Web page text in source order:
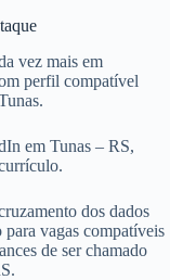
vez mais em
perfil compatível
em Tunas – RS,
dos dados
para vagas compatíveis
de ser chamado